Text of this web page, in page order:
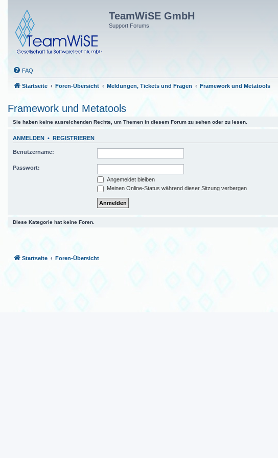
TeamWiSE GmbH
Support Forums
FAQ
Startseite Foren-Übersicht Meldungen, Tickets und Fragen Framework und Metatools
Framework und Metatools
Sie haben keine ausreichenden Rechte, um Themen in diesem Forum zu sehen oder zu lesen.
ANMELDEN • REGISTRIEREN
Benutzername:
Passwort:
Angemeldet bleiben
Meinen Online-Status während dieser Sitzung verbergen
Diese Kategorie hat keine Foren.
Startseite Foren-Übersicht